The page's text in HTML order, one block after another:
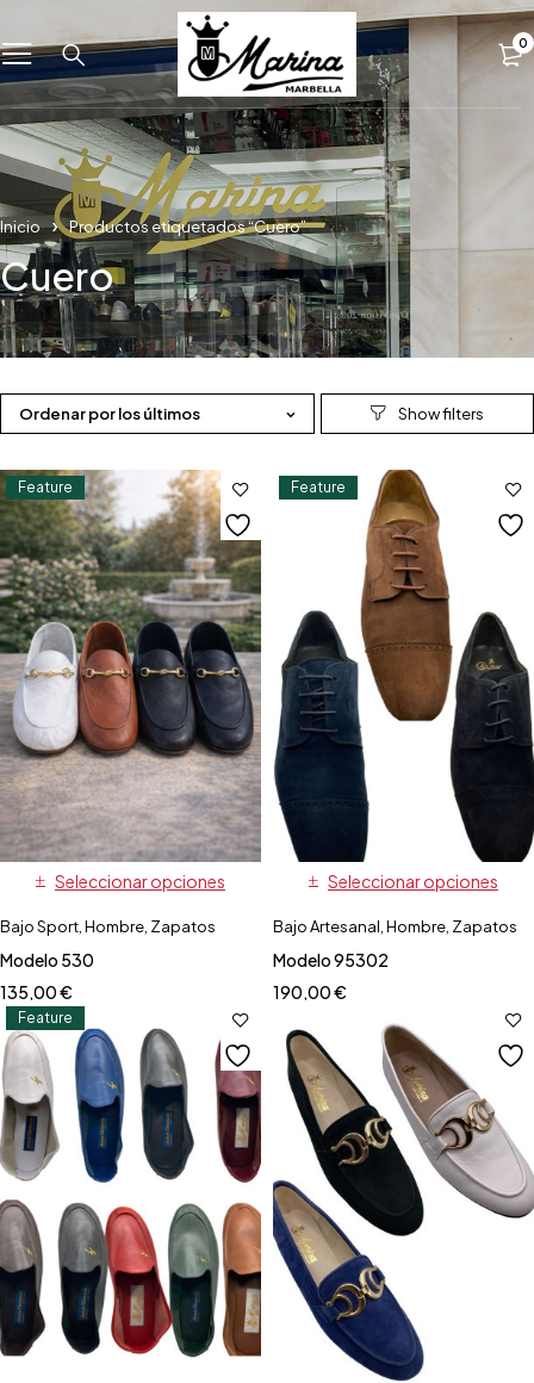
0
Inicio Productos etiquetados “Cuero”
Cuero
Ordenar por los últimos
Feature
Seleccionar opciones
Bajo Sport Hombre Zapatos
Modelo 530
135,00€
Feature
Seleccionar opciones
Bajo Artesanal Hombre Zapatos
Modelo 95302
190,00€
Feature